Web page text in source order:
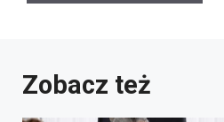
Zobacz też